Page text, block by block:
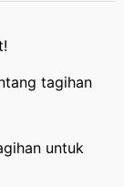
tagihan
untuk